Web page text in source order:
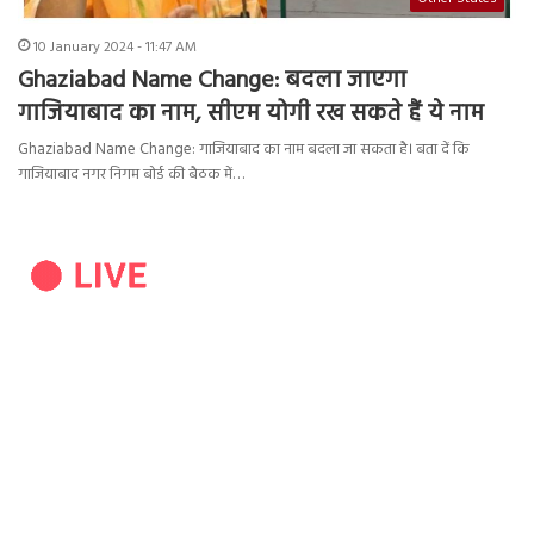
10 January 2024 - 11:47 AM
Ghaziabad Name Change: बदला जाएगा
गाजियाबाद का नाम, सीएम योगी रख सकते हैं ये नाम
Ghaziabad Name Change: गाजियाबाद का नाम बदला जा सकता है। बता दें कि
गाजियाबाद नगर निगम बोर्ड की बैठक में…